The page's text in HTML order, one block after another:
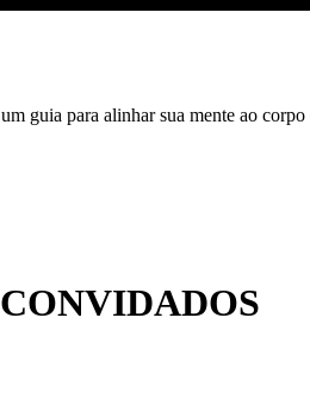
guia para alinhar sua mente ao corpo